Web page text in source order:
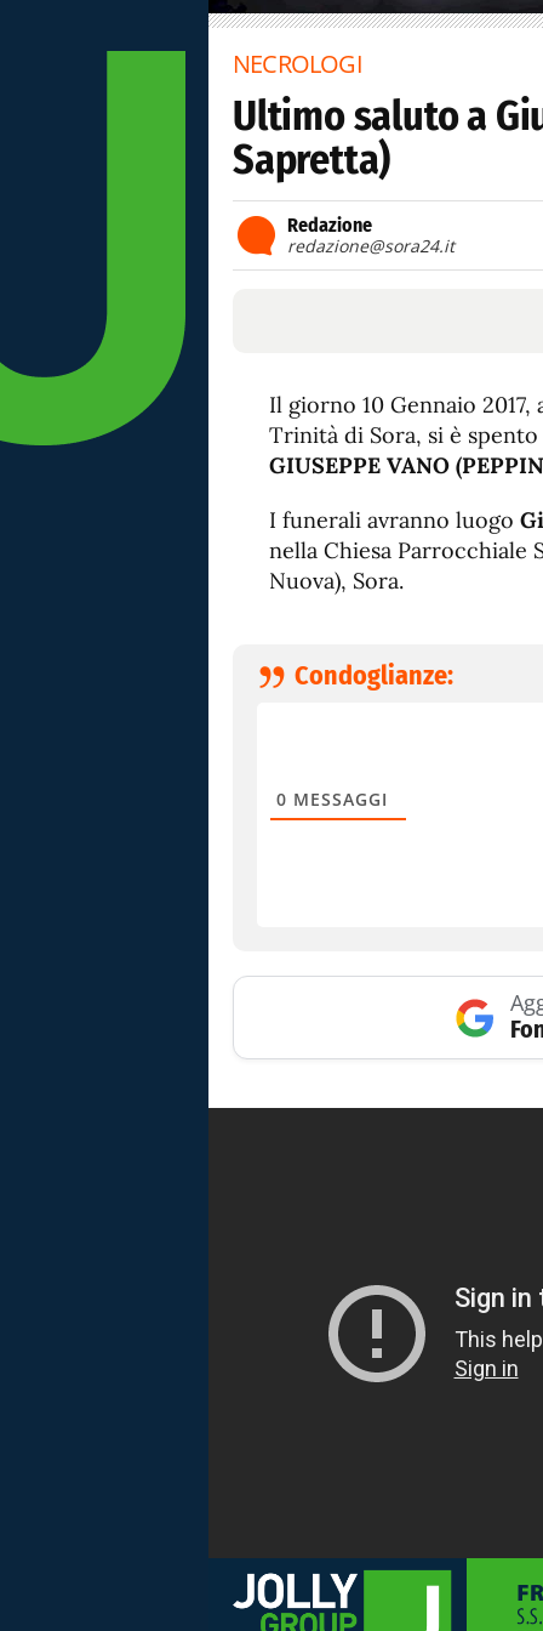
NECROLOGI
Ultimo saluto a
Sapretta)
Redazione
redazione@sora24.it
Il giorno 10 Gennaio 2017,
Trinità di Sora, si è spento
GIUSEPPE VANO
I funerali avranno luogo
nella Chiesa Parrocchiale
Nuova), Sora.
Condoglianze:
0 MESSAGGI